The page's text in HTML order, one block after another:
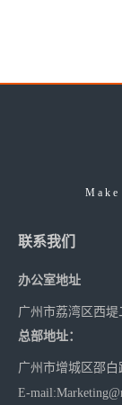
联系我们
办公室地址
广州市荔湾区西堤
总部地址：
广州市增城区邵白
E-mail: